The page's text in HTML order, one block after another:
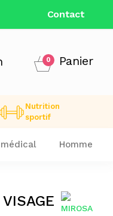
Contact
Panier
0
Nutrition
sportif
Homme